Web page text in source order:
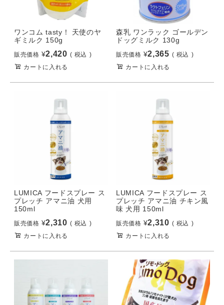
ワンコム tasty！ 天使のヤ
ギミルク 150g
販売価格 ¥2,420
税込
カートに入れる
森乳 ワンラック ゴールデン
ドッグミルク 130g
販売価格 ¥2,365
税込
カートに入れる
LUMICA フードスプレー ス
プレッチ アマニ油 犬用
150ml
販売価格 ¥2,310
税込
カートに入れる
LUMICA フードスプレー ス
プレッチ アマニ油 チキン風
味 犬用 150ml
販売価格 ¥2,310
税込
カートに入れる